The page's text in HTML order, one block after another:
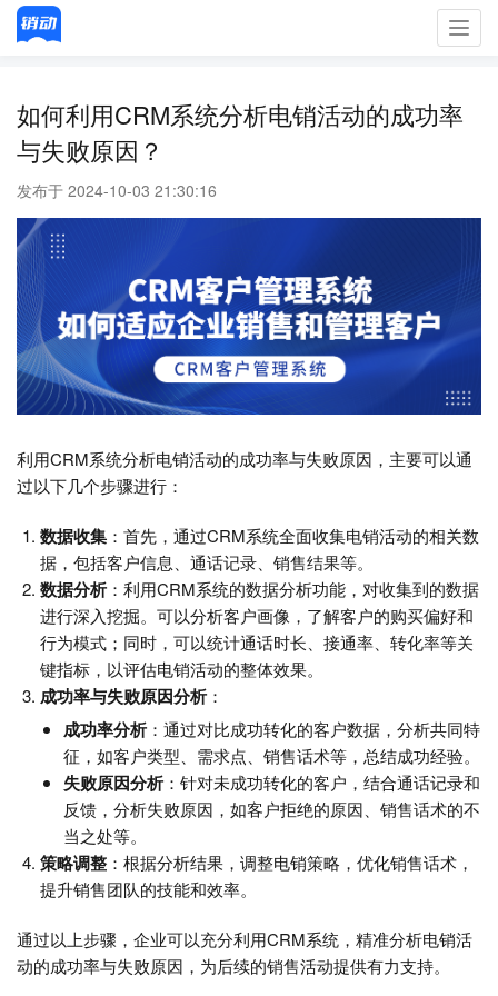
如何利用CRM系统分析电销活动的成功率
与失败原因？
发布于 2024-10-03 21:30:16
利用CRM系统分析电销活动的成功率与失败原因，主要可以通
过以下几个步骤进行：
数据收集 ：首先，通过CRM系统全面收集电销活动的相关数
据，包括客户信息、通话记录、销售结果等。
数据分析：利用CRM系统的数据分析功能，对收集到的数据
进行深入挖掘。可以分析客户画像，了解客户的购买偏好和
行为模式；同时，可以统计通话时长、接通率、转化率等关
键指标，以评估电销活动的整体效果。
成功率与失败原因分析：
成功率分析：通过对比成功转化的客户数据，分析共同特
征，如客户类型、需求点、销售话术等，总结成功经验。
失败原因分析：针对未成功转化的客户，结合通话记录和
反馈，分析失败原因，如客户拒绝的原因、销售话术的不
当之处等。
策略调整 ：根据分析结果，调整电销策略，优化销售话术，
提升销售团队的技能和效率。
通过以上步骤，企业可以充分利用CRM系统，精准分析电销活
动的成功率与失败原因，为后续的销售活动提供有力支持。